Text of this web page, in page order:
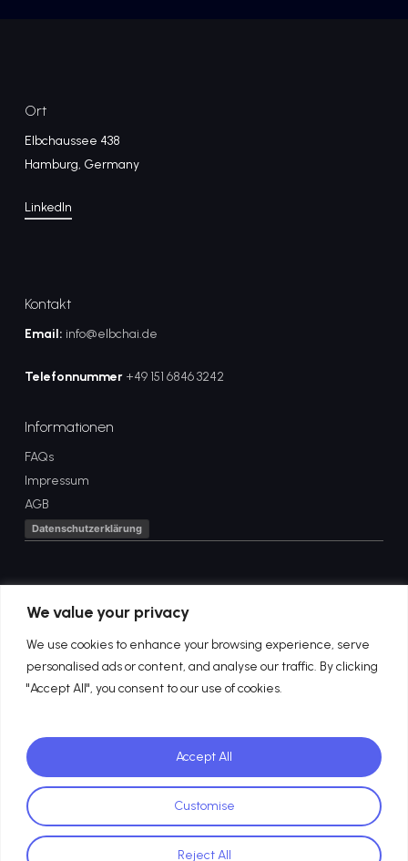
We value your privacy
We use cookies to enhance your browsing experience, serve
personalised ads or content, and analyse our traffic. By clicking
"Accept All", you consent to our use of cookies.
Customise
Reject All
Accept All
Ort
Elbchaussee 438
Hamburg, Germany
LinkedIn
Kontakt
Email: info@elbchai.de
Telefonnummer +49 151 6846 3242
Informationen
FAQs
Impressum
AGB
Datenschutzerklärung
Gib Deine E-Mail-Adresse
ein und nimm Kontakt mit
uns auf